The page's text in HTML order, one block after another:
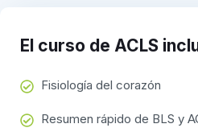
El curso de ACLS
Fisiología del corazón
Resumen rápido de BLS y